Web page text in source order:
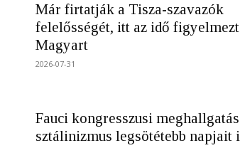
Már firtatják a Tisza-szavazók
felelősségét, itt az idő
Magyart
2026-07-31
Fauci kongresszusi
sztálinizmus legsötétebb napjait